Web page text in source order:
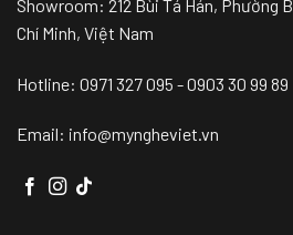
Showroom: 212 Bùi Tá Hán, Phường
Chí Minh, Việt Nam
Hotline: 0971 327 095 - 0903 30 99 89
Email: info@myngheviet.vn